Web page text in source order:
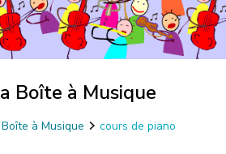
Boîte à Musique
à Musique cours de piano